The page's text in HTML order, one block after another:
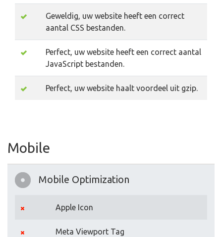
Geweldig, uw website heeft een correct
aantal CSS bestanden.
Perfect, uw website heeft een correct aantal
JavaScript bestanden.
Perfect, uw website haalt voordeel uit gzip.
Mobile
Mobile Optimization
Apple Icon
Meta Viewport Tag